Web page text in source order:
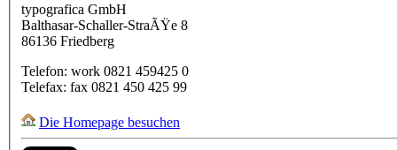
typografica GmbH
Balthasar-Schaller-StraÃŸe 8
86136 Friedberg
Telefon: work 0821 459425 0
Telefax: fax 0821 450 425 99
Die Homepage besuchen